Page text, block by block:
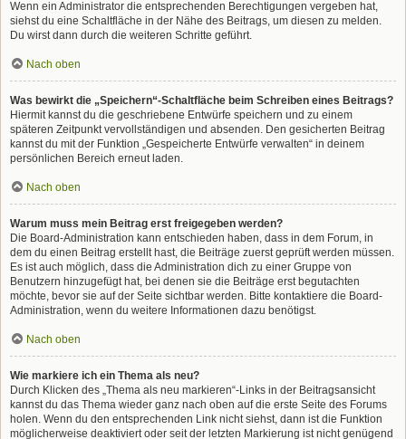
Wenn ein Administrator die entsprechenden Berechtigungen vergeben hat,
siehst du eine Schaltfläche in der Nähe des Beitrags, um diesen zu melden.
Du wirst dann durch die weiteren Schritte geführt.
Nach oben
Was bewirkt die „Speichern“-Schaltfläche beim Schreiben eines Beitrags?
Hiermit kannst du die geschriebene Entwürfe speichern und zu einem
späteren Zeitpunkt vervollständigen und absenden. Den gesicherten Beitrag
kannst du mit der Funktion „Gespeicherte Entwürfe verwalten“ in deinem
persönlichen Bereich erneut laden.
Nach oben
Warum muss mein Beitrag erst freigegeben werden?
Die Board-Administration kann entschieden haben, dass in dem Forum, in
dem du einen Beitrag erstellt hast, die Beiträge zuerst geprüft werden müssen.
Es ist auch möglich, dass die Administration dich zu einer Gruppe von
Benutzern hinzugefügt hat, bei denen sie die Beiträge erst begutachten
möchte, bevor sie auf der Seite sichtbar werden. Bitte kontaktiere die Board-
Administration, wenn du weitere Informationen dazu benötigst.
Nach oben
Wie markiere ich ein Thema als neu?
Durch Klicken des „Thema als neu markieren“-Links in der Beitragsansicht
kannst du das Thema wieder ganz nach oben auf die erste Seite des Forums
holen. Wenn du den entsprechenden Link nicht siehst, dann ist die Funktion
möglicherweise deaktiviert oder seit der letzten Markierung ist nicht genügend